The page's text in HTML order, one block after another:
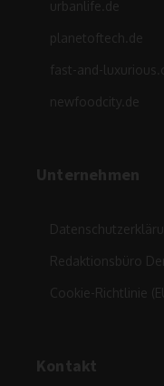
urbanlife.de
planetoftech.de
fast-and-
newfoodcity.de
Unternehmen
Redaktionsbüro
Cookie-Richtlinie
Kontakt